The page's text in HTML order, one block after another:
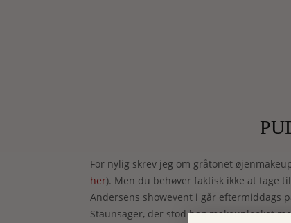
For nylig skrev jeg om gråtonet
her). Men du behøver faktisk ikke at tage
Andersens showevent i går eftermiddags
Staunsager, der stod bag makeuplooket